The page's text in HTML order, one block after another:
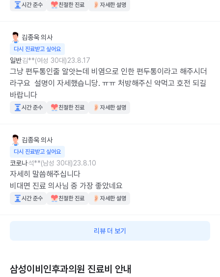
시간 준수 친절한 진료 자세한 설명
김종욱의사
다시 진료받고 싶어요
일반김**(여성 30대)23.8.17
그냥 편두통인줄 알앗는데 비염으로 인한 편두통이라고 해주시더
라구요  설명이 자세했습니당. ㅠㅠ 처방해주신 약먹고 호전 되길
바랍니다
시간 준수 친절한 진료 자세한 설명
김종욱의사
다시 진료받고 싶어요
코로나석**(남성 30대)23.8.10
자세히 말씀해주십니다
비대면 진료 의사님 중 가장 좋았네요
시간 준수 친절한 진료 자세한 설명
리뷰 더 보기
삼성이비인후과의원 진료비 안내